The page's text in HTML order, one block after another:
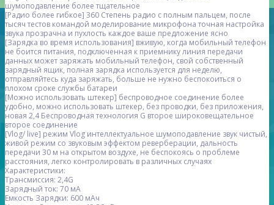
шумоподавление более тщательное
[Радио более гибкое] 360 Степень радио с полным пальцем, после
тысяч тестов командой моделирование микрофона точная настройка
звука прозрачна и пухлость каждое ваше предложение ясно
[Зарядка во время использования] вживую, когда мобильный телефон
не боится питания, подключенная к приемнику линия передачи
данных может заряжать мобильный телефон, свой собственный
зарядный ящик, полная зарядка используется для неделю,
отправляйтесь куда заряжать, больше не нужно беспокоиться о
плохом сроке службы батареи
[Можно использовать штекер] беспроводное соединение более
удобно, можно использовать штекер, без проводки, без приложения,
новая 2,4 Беспроводная технология G второе широковещательное
второе соединение
[Vlog/ live] режим Vlog интеллектуальное шумоподавление звук чистый,
живой режим со звуковым эффектом реверберации, дальность
передачи 30 м на открытом воздухе, не беспокоясь о проблеме
расстояния, легко контролировать в различных случаях
Характеристики:
Трансмиссия: 2,4G
Зарядный ток: 70 мА
Емкость Зарядки: 600 мАч